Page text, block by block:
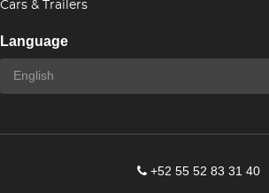
Cars & Trailers
Language
+52 55 52 83 31 40